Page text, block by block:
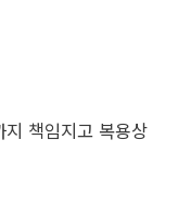
책임지고 복용상